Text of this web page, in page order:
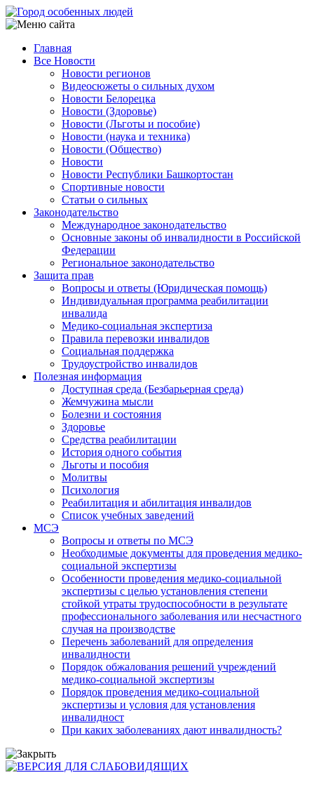
Перейти
к
содержанию
Main
navigation
Главная
Все Новости
Новости регионов
Видеосюжеты о сильных духом
Новости Белорецка
Новости (Здоровье)
Новости (Льготы и пособие)
Новости (наука и техника)
Новости (Общество)
Новости
Новости Республики Башкортостан
Спортивные новости
Статьи о сильных
Законодательство
Международное законодательство
Основные законы об инвалидности в Российской
Федерации
Региональное законодательство
Защита прав
Вопросы и ответы (Юридическая помощь)
Индивидуальная программа реабилитации
инвалида
Медико-социальная экспертиза
Правила перевозки инвалидов
Социальная поддержка
Трудоустройство инвалидов
Полезная информация
Доступная среда (Безбарьерная среда)
Жемчужина мысли
Болезни и состояния
Здоровье
Средства реабилитации
История одного события
Льготы и пособия
Молитвы
Психология
Реабилитация и абилитация инвалидов
Список учебных заведений
МСЭ
Вопросы и ответы по МСЭ
Необходимые документы для проведения медико-
социальной экспертизы
Особенности проведения медико-социальной
экспертизы с целью установления степени
стойкой утраты трудоспособности в результате
профессионального заболевания или несчастного
случая на производстве
Перечень заболеваний для определения
инвалидности
Порядок обжалования решений учреждений
медико-социальной экспертизы
Порядок проведения медико-социальной
экспертизы и условия для установления
инвалидност
При каких заболеваниях дают инвалидность?